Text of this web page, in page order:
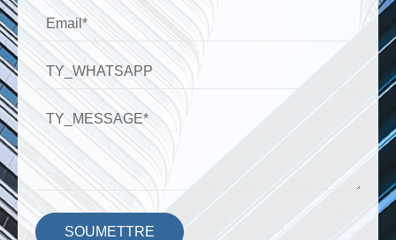
SOUMETTRE